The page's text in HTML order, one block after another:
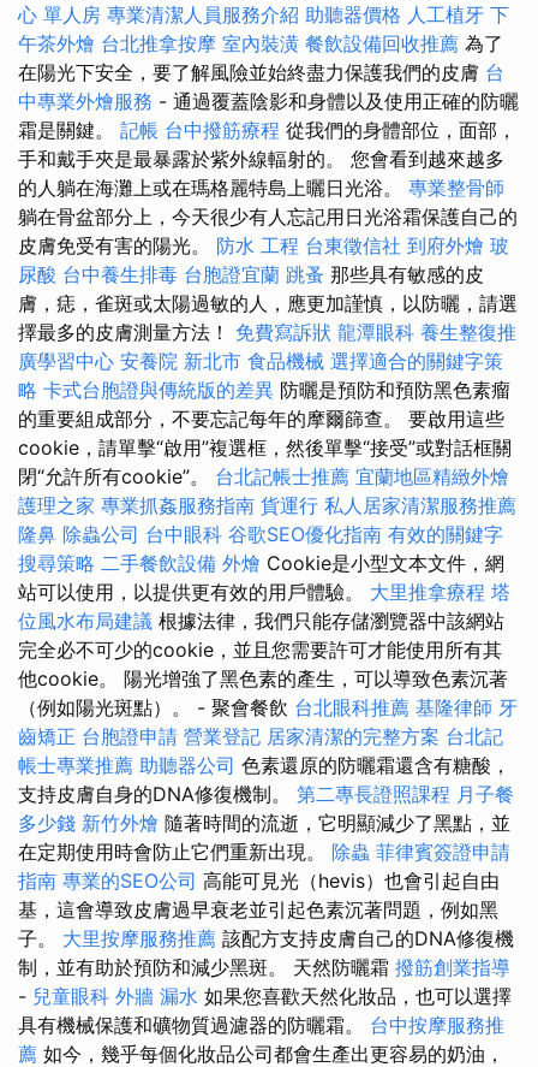
心 單人房 專業清潔人員服務介紹 助聽器價格 人工植牙 下
午茶外燴 台北推拿按摩 室內裝潢 餐飲設備回收推薦 為了
在陽光下安全，要了解風險並始終盡力保護我們的皮膚 台
中專業外燴服務 - 通過覆蓋陰影和身體以及使用正確的防曬
霜是關鍵。 記帳 台中撥筋療程 從我們的身體部位，面部，
手和戴手夾是最暴露於紫外線輻射的。 您會看到越來越多
的人躺在海灘上或在瑪格麗特島上曬日光浴。 專業整骨師
躺在骨盆部分上，今天很少有人忘記用日光浴霜保護自己的
皮膚免受有害的陽光。 防水 工程 台東徵信社 到府外燴 玻
尿酸 台中養生排毒 台胞證宜蘭 跳蚤 那些具有敏感的皮
膚，痣，雀斑或太陽過敏的人，應更加謹慎，以防曬，請選
擇最多的皮膚測量方法！ 免費寫訴狀 龍潭眼科 養生整復推
廣學習中心 安養院 新北市 食品機械 選擇適合的關鍵字策
略 卡式台胞證與傳統版的差異 防曬是預防和預防黑色素瘤
的重要組成部分，不要忘記每年的摩爾篩查。 要啟用這些
cookie，請單擊“啟用”複選框，然後單擊“接受”或對話框關
閉“允許所有cookie”。 台北記帳士推薦 宜蘭地區精緻外燴
護理之家 專業抓姦服務指南 貨運行 私人居家清潔服務推薦
隆鼻 除蟲公司 台中眼科 谷歌SEO優化指南 有效的關鍵字
搜尋策略 二手餐飲設備 外燴 Cookie是小型文本文件，網
站可以使用，以提供更有效的用戶體驗。 大里推拿療程 塔
位風水布局建議 根據法律，我們只能存儲瀏覽器中該網站
完全必不可少的cookie，並且您需要許可才能使用所有其
他cookie。 陽光增強了黑色素的產生，可以導致色素沉著
（例如陽光斑點）。 - 聚會餐飲 台北眼科推薦 基隆律師 牙
齒矯正 台胞證申請 營業登記 居家清潔的完整方案 台北記
帳士專業推薦 助聽器公司 色素還原的防曬霜還含有糖酸，
支持皮膚自身的DNA修復機制。 第二專長證照課程 月子餐
多少錢 新竹外燴 隨著時間的流逝，它明顯減少了黑點，並
在定期使用時會防止它們重新出現。 除蟲 菲律賓簽證申請
指南 專業的SEO公司 高能可見光（hevis）也會引起自由
基，這會導致皮膚過早衰老並引起色素沉著問題，例如黑
子。 大里按摩服務推薦 該配方支持皮膚自己的DNA修復機
制，並有助於預防和減少黑斑。 天然防曬霜 撥筋創業指導
- 兒童眼科 外牆 漏水 如果您喜歡天然化妝品，也可以選擇
具有機械保護和礦物質過濾器的防曬霜。 台中按摩服務推
薦 如今，幾乎每個化妝品公司都會生產出更容易的奶油，